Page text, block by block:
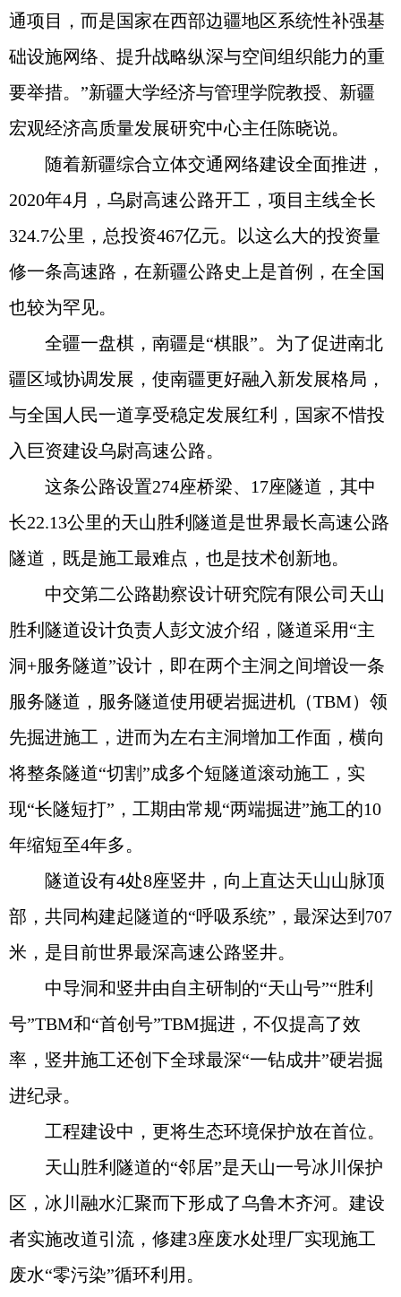
通项目，而是国家在西部边疆地区系统性补强基
础设施网络、提升战略纵深与空间组织能力的重
要举措。”新疆大学经济与管理学院教授、新疆
宏观经济高质量发展研究中心主任陈晓说。
随着新疆综合立体交通网络建设全面推进，
2020年4月，乌尉高速公路开工，项目主线全长
324.7公里，总投资467亿元。以这么大的投资量
修一条高速路，在新疆公路史上是首例，在全国
也较为罕见。
全疆一盘棋，南疆是“棋眼”。为了促进南北
疆区域协调发展，使南疆更好融入新发展格局，
与全国人民一道享受稳定发展红利，国家不惜投
入巨资建设乌尉高速公路。
这条公路设置274座桥梁、17座隧道，其中
长22.13公里的天山胜利隧道是世界最长高速公路
隧道，既是施工最难点，也是技术创新地。
中交第二公路勘察设计研究院有限公司天山
胜利隧道设计负责人彭文波介绍，隧道采用“主
洞+服务隧道”设计，即在两个主洞之间增设一条
服务隧道，服务隧道使用硬岩掘进机（TBM）领
先掘进施工，进而为左右主洞增加工作面，横向
将整条隧道“切割”成多个短隧道滚动施工，实
现“长隧短打”，工期由常规“两端掘进”施工的10
年缩短至4年多。
隧道设有4处8座竖井，向上直达天山山脉顶
部，共同构建起隧道的“呼吸系统”，最深达到707
米，是目前世界最深高速公路竖井。
中导洞和竖井由自主研制的“天山号”“胜利
号”TBM和“首创号”TBM掘进，不仅提高了效
率，竖井施工还创下全球最深“一钻成井”硬岩掘
进纪录。
工程建设中，更将生态环境保护放在首位。
天山胜利隧道的“邻居”是天山一号冰川保护
区，冰川融水汇聚而下形成了乌鲁木齐河。建设
者实施改道引流，修建3座废水处理厂实现施工
废水“零污染”循环利用。